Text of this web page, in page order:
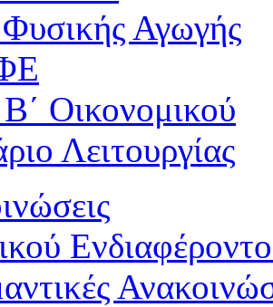
Αγωγής
Οικονομικού
Λειτουργίας